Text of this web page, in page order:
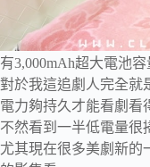
有3,000mAh超大電池
對於我這追劇人完全就
電力夠持久才能看劇看
不然看到一半低電量
尤其現在很多美劇新的